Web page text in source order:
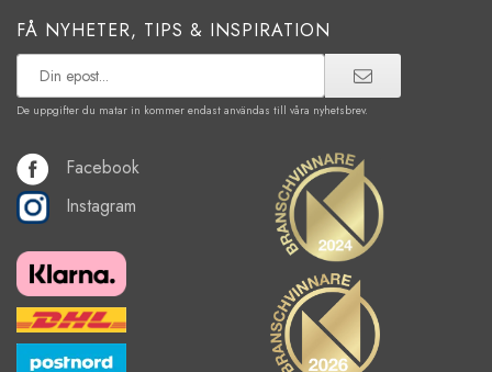
FÅ NYHETER, TIPS & INSPIRATION
De uppgifter du matar in kommer endast användas till våra nyhetsbrev.
Facebook
Instagram